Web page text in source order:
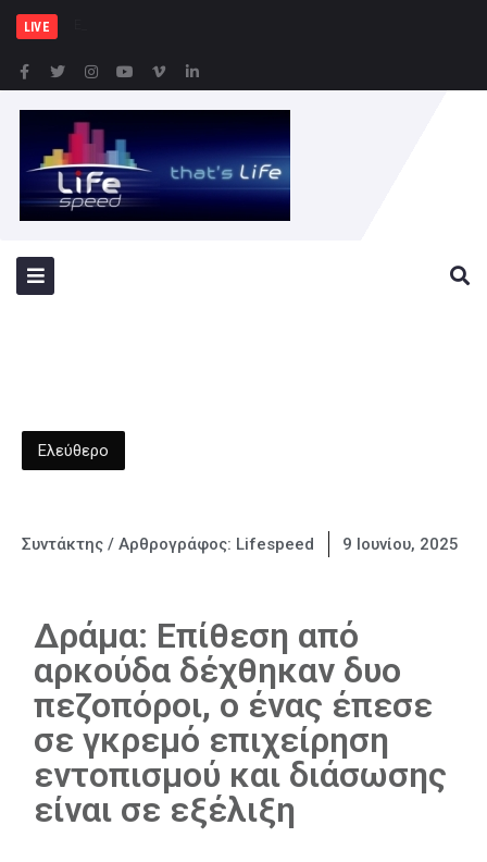
LIVE
Ελεύθερο
Συντάκτης / Αρθρογράφος: Lifespeed 9 Ιουνίου, 2025
Δράμα: Επίθεση από
αρκούδα δέχθηκαν δυο
πεζοπόροι, ο ένας έπεσε
σε γκρεμό επιχείρηση
εντοπισμού και διάσωσης
είναι σε εξέλιξη